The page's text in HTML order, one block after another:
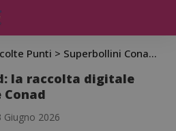
Punti > Superbollini Conad: la raccolta digitale premi con le Carte Conad
la raccolta digitale
Giugno 2026